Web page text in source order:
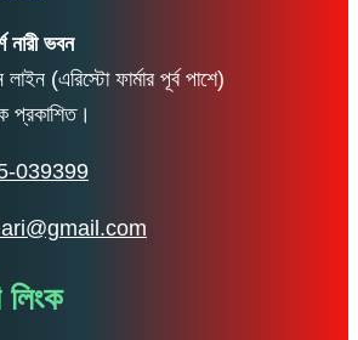
নারী ভবন
(এরিস্টো ফার্মার পূর্ব পাশে)
প্রকাশিত।
039399
লিংক